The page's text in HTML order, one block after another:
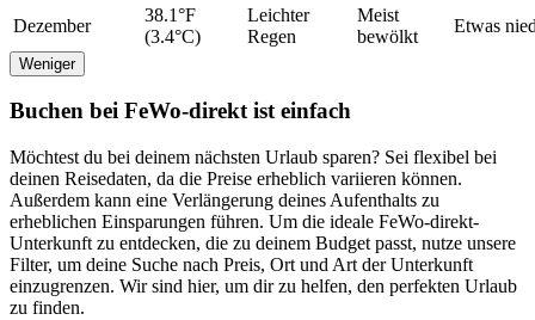
Dezember
38.1°F
(3.4°C)
Leichter
Regen
Meist
bewölkt
Etwas
Weniger
Buchen bei FeWo-direkt ist einfach
Möchtest du bei deinem nächsten Urlaub sparen? Sei flexibel bei
deinen Reisedaten, da die Preise erheblich variieren können.
Außerdem kann eine Verlängerung deines Aufenthalts zu
erheblichen Einsparungen führen. Um die ideale FeWo-direkt-
Unterkunft zu entdecken, die zu deinem Budget passt, nutze unsere
Filter, um deine Suche nach Preis, Ort und Art der Unterkunft
einzugrenzen. Wir sind hier, um dir zu helfen, den perfekten Urlaub
zu finden.